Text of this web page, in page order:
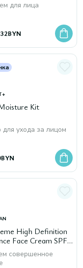
для лица
BYN
Kit
для ухода за лицом
BYN
High Definition
Face Cream SPF
совершенное